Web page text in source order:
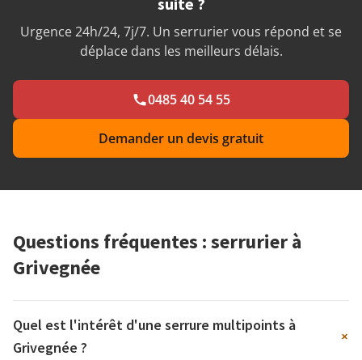
Urgence 24h/24, 7j/7. Un serrurier vous répond et se
déplace dans les meilleurs délais.
0485 40 54 55
Demander un devis gratuit
Questions fréquentes : serrurier à
Grivegnée
Quel est l'intérêt d'une serrure multipoints à
Grivegnée ?
+